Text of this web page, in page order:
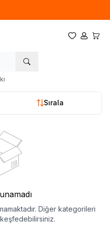
Favorilerim
Hesabım
Sırala
Diğer kategorileri